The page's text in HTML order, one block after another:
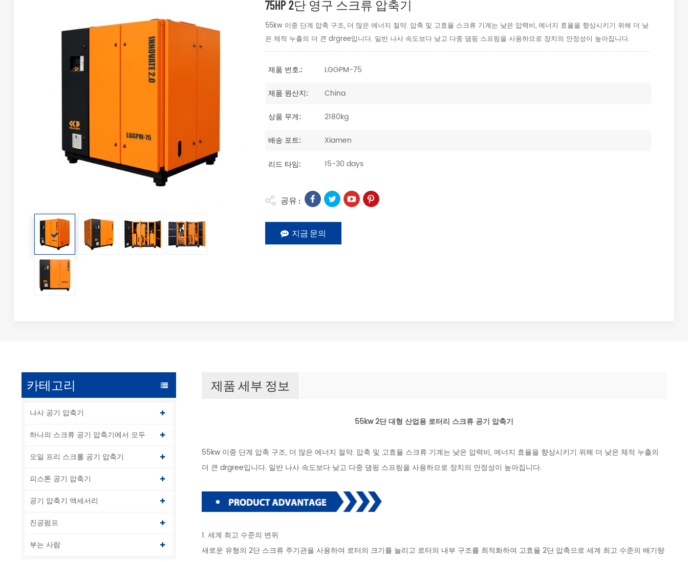
75HP 2단 영구 스크류 압축기
55kw 이중 단계 압축 구조, 더 많은 에너지 절약. 압축 및 고효율 스크류 기계는 낮은 압력비, 에너지 효율을 향상시키기 위해 더 낮
은 체적 누출의 더 큰 drgree입니다. 일반 나사 속도보다 낮고 다중 댐핑 스프링을 사용하므로 장치의 안정성이 높아집니다.
제품 번호.: LGGPM-75
제품 원산지: China
상품 무게: 2180kg
배송 포트: Xiamen
리드 타임: 15-30 days
공유 :
지금 문의
카테고리
나사 공기 압축기
하나의 스크류 공기 압축기에서 모두
오일 프리 스크롤 공기 압축기
피스톤 공기 압축기
공기 압축기 액세서리
진공펌프
부는 사람
제품 세부 정보
55kw 2단 대형 산업용 로터리 스크류 공기 압축기
55kw 이중 단계 압축 구조, 더 많은 에너지 절약. 압축 및 고효율 스크류 기계는 낮은 압력비, 에너지 효율을 향상시키기 위해 더 낮은 체적 누출의
더 큰 drgree입니다. 일반 나사 속도보다 낮고 다중 댐핑 스프링을 사용하므로 장치의 안정성이 높아집니다.
1. 세계 최고 수준의 변위
새로운 유형의 2단 스크류 주기관을 사용하여 로터의 크기를 늘리고 로터의 내부 구조를 최적화하여 고효율 2단 압축으로 세계 최고 수준의 배기량